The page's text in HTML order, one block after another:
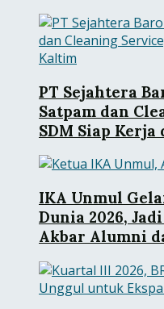
PT Sejahtera
Satpam dan
SDM Siap
IKA Unmul
Dunia 2026,
Akbar Alumni